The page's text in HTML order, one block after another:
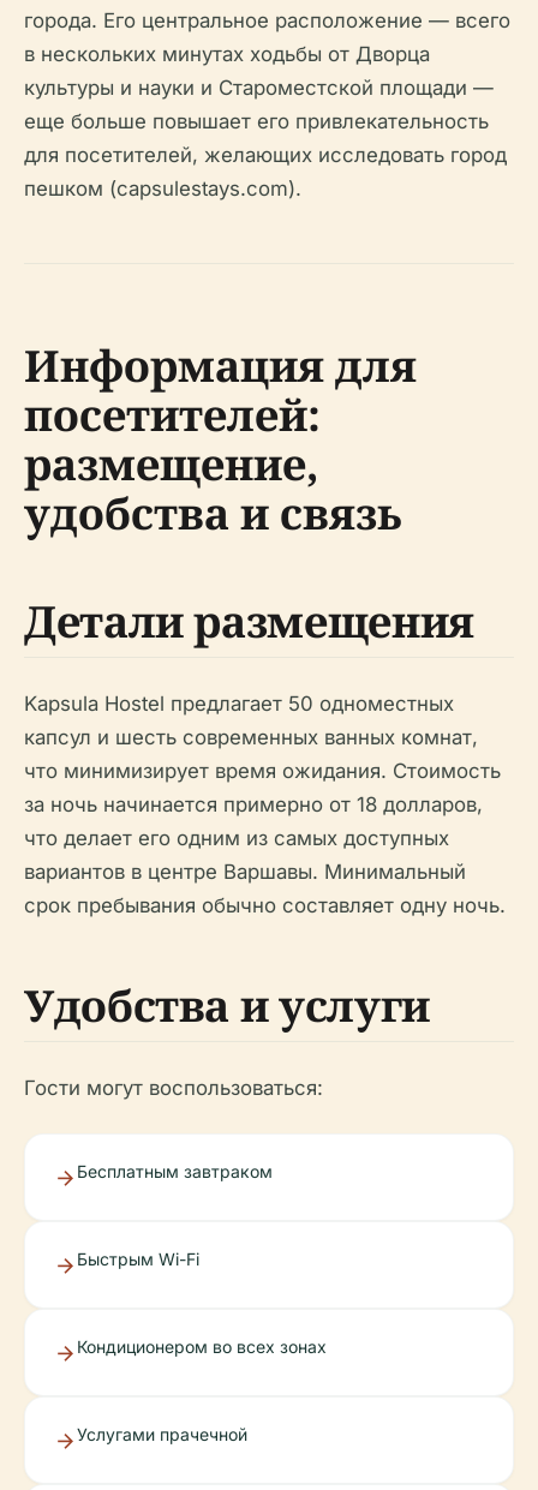
города. Его центральное расположение — всего
в нескольких минутах ходьбы от Дворца
культуры и науки и Староместской площади —
еще больше повышает его привлекательность
для посетителей, желающих исследовать город
пешком (capsulestays.com).
Информация для
посетителей:
размещение,
удобства и связь
Детали размещения
Kapsula Hostel предлагает 50 одноместных
капсул и шесть современных ванных комнат,
что минимизирует время ожидания. Стоимость
за ночь начинается примерно от 18 долларов,
что делает его одним из самых доступных
вариантов в центре Варшавы. Минимальный
срок пребывания обычно составляет одну ночь.
Удобства и услуги
Гости могут воспользоваться:
Бесплатным завтраком
Быстрым Wi-Fi
Кондиционером во всех зонах
Услугами прачечной